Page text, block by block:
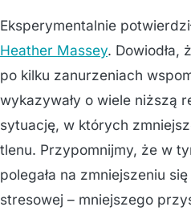
Eksperymentalnie
Heather Massey. Dowiodła,
po kilku zanurzeniach
wykazywały o wiele niższą
sytuację, w których
tlenu. Przypomnijmy, że w
polegała na zmniejszeniu
stresowej – mniejszego